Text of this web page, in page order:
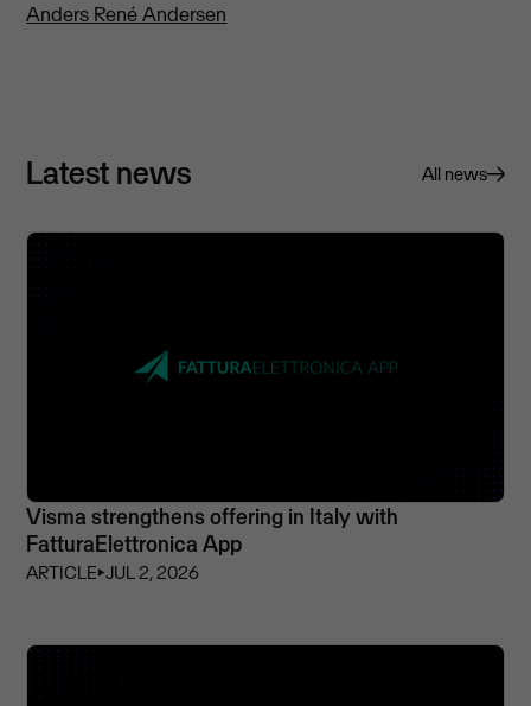
Anders René Andersen
Latest news All news
Visma strengthens offering in Italy with
FatturaElettronica App
ARTICLE⏵JUL 2, 2026